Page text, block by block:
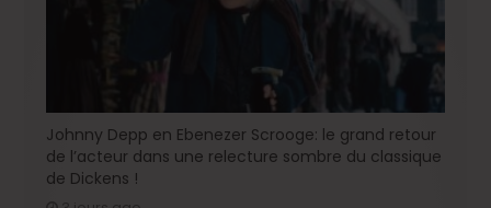
Johnny Depp en Ebenezer Scrooge: le grand retour
de l’acteur dans une relecture sombre du classique
de Dickens !